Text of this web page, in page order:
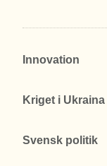
Innovation
Kriget i Ukraina
Svensk politik